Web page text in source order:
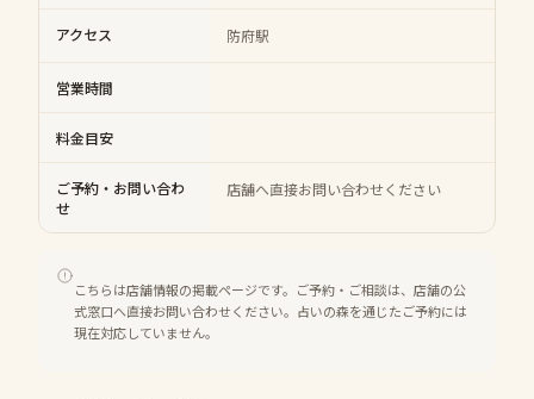
アクセス 防府駅
営業時間
料金目安
ご予約・お問い合わ
せ
店舗へ直接お問い合わせください
こちらは店舗情報の掲載ページです。ご予約・ご相談は、店舗の公
式窓口へ直接お問い合わせください。占いの森を通じたご予約には
現在対応していません。